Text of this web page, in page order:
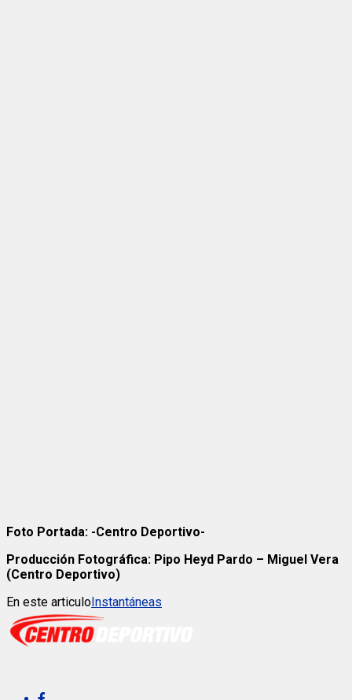
Foto Portada: -Centro Deportivo-
Producción Fotográfica: Pipo Heyd Pardo – Miguel Vera
(Centro Deportivo)
En este articuloInstantáneas